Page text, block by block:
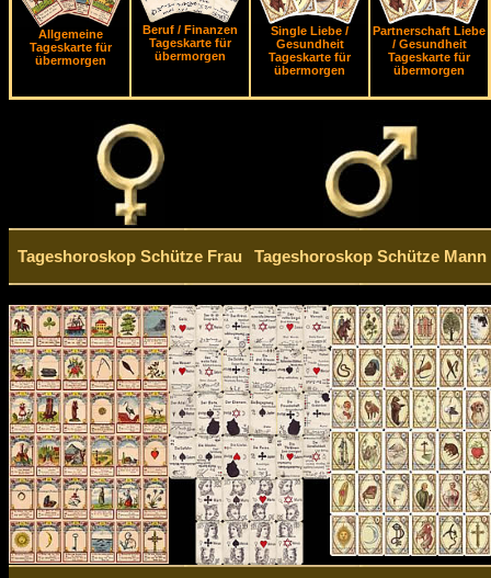
Allgemeine
Tageskarte für
übermorgen
Beruf / Finanzen
Tageskarte für
übermorgen
Single Liebe /
Gesundheit
Tageskarte für
übermorgen
Partnerschaft Liebe
/ Gesundheit
Tageskarte für
übermorgen
Tageshoroskop Schütze Frau Tageshoroskop Schütze Mann